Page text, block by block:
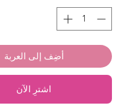
أضِف إلى العربة
اشترِ الآن